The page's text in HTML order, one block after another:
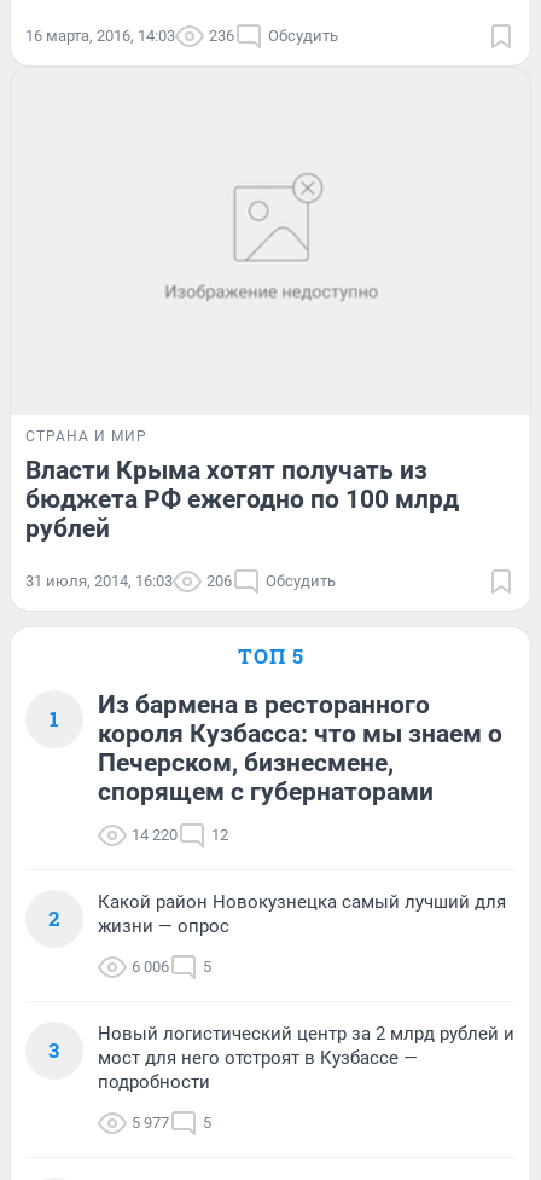
16 марта, 2016, 14:03 236 Обсудить
СТРАНА И МИР
Власти Крыма хотят получать из
бюджета РФ ежегодно по 100 млрд
рублей
31 июля, 2014, 16:03 206 Обсудить
ТОП 5
1
Из бармена в ресторанного
короля Кузбасса: что мы знаем о
Печерском, бизнесмене,
спорящем с губернаторами
14 220 12
2
Какой район Новокузнецка самый лучший для
жизни — опрос
6 006 5
3
Новый логистический центр за 2 млрд рублей и
мост для него отстроят в Кузбассе —
подробности
5 977 5